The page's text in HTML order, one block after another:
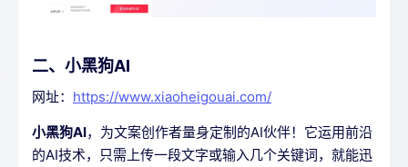
二、小黑狗AI
网址： https://www.xiaoheigouai.com/
小黑狗AI，为文案创作者量身定制的AI伙伴！它运用前沿
的AI技术，只需上传一段文字或输入几个关键词，就能迅